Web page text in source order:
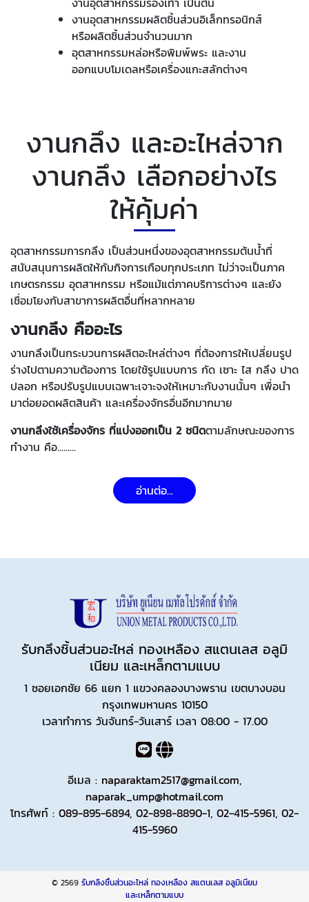
งานอุตสาหกรรมผลิตชิ้นส่วนอิเล็กทรอนิกส์
หรือผลิตชิ้นส่วนจำนวนมาก
อุตสาหกรรมหล่อหรือพิมพ์พระ และงาน
ออกแบบโมเดลหรือเครื่องแกะสลักต่างๆ
งานกลึง และอะไหล่จาก
งานกลึง เลือกอย่างไร
ให้คุ้มค่า
อุตสาหกรรมการกลึง เป็นส่วนหนึ่งของอุตสาหกรรมต้นน้ำที่
สนับสนุนการผลิตให้กับกิจการเกือบทุกประเภท ไม่ว่าจะเป็นภาค
เกษตรกรรม อุตสาหกรรม หรือแม้แต่ภาคบริการต่างๆ และยัง
เชื่อมโยงกับสาขาการผลิตอื่นที่หลากหลาย
งานกลึง คืออะไร
งานกลึงเป็นกระบวนการผลิตอะไหล่ต่างๆ ที่ต้องการให้เปลี่ยนรูป
ร่างไปตามความต้องการ โดยใช้รูปแบบการ กัด เซาะ ไส กลึง ปาด
ปลอก หรือปรับรูปแบบเฉพาะเจาะจงให้เหมาะกับงานนั้นๆ เพื่อนำ
มาต่อยอดผลิตสินค้า และเครื่องจักรอื่นอีกมากมาย
งานกลึงใช้เครื่องจักร ที่แบ่งออกเป็น 2 ชนิดตามลักษณะของการ
ทำงาน คือ.........
อ่านต่อ...
รับกลึงชิ้นส่วนอะไหล่ ทองเหลือง สแตนเลส อลูมิ
เนียม และเหล็กตามแบบ
1 ซอยเอกชัย 66 แยก 1 แขวงคลองบางพราน เขตบางบอน
กรุงเทพมหานคร 10150
เวลาทำการ วันจันทร์-วันเสาร์ เวลา 08:00 - 17.00
อีเมล : naparaktam2517@gmail.com,
naparak_ump@hotmail.com
โทรศัพท์ : 089-895-6894, 02-898-8890-1, 02-415-5961, 02-
415-5960
© 2569 รับกลึงชิ้นส่วนอะไหล่ ทองเหลือง สแตนเลส อลูมิเนียม
และเหล็กตามแบบ